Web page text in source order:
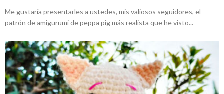
Me gustaría presentarles a ustedes, mis valiosos seguidores, el
patrón de amigurumi de peppa pig más realista que he visto...